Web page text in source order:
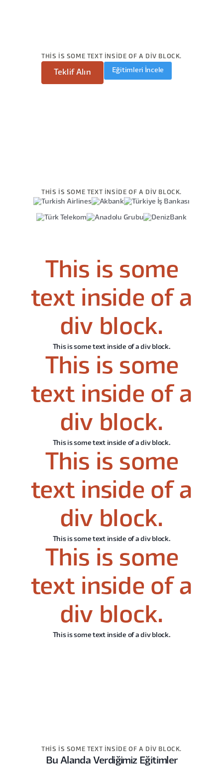
THIS IS SOME TEXT INSIDE OF A DIV BLOCK.
Teklif Alın Eğitimleri İncele
THIS IS SOME TEXT INSIDE OF A DIV BLOCK.
This is some
text inside of a
div block.
This is some text inside of a div block.
This is some
text inside of a
div block.
This is some text inside of a div block.
This is some
text inside of a
div block.
This is some text inside of a div block.
This is some
text inside of a
div block.
This is some text inside of a div block.
THIS IS SOME TEXT INSIDE OF A DIV BLOCK.
Bu Alanda Verdiğimiz Eğitimler